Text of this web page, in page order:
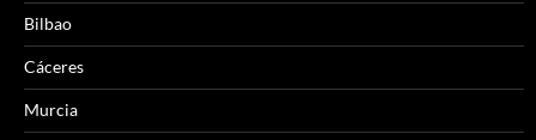
Bilbao
Cáceres
Murcia